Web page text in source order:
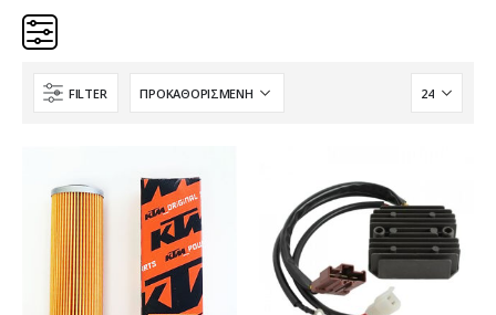
Κατηγορίες
Aftermarket Genuine Γνήσιο
FILTER